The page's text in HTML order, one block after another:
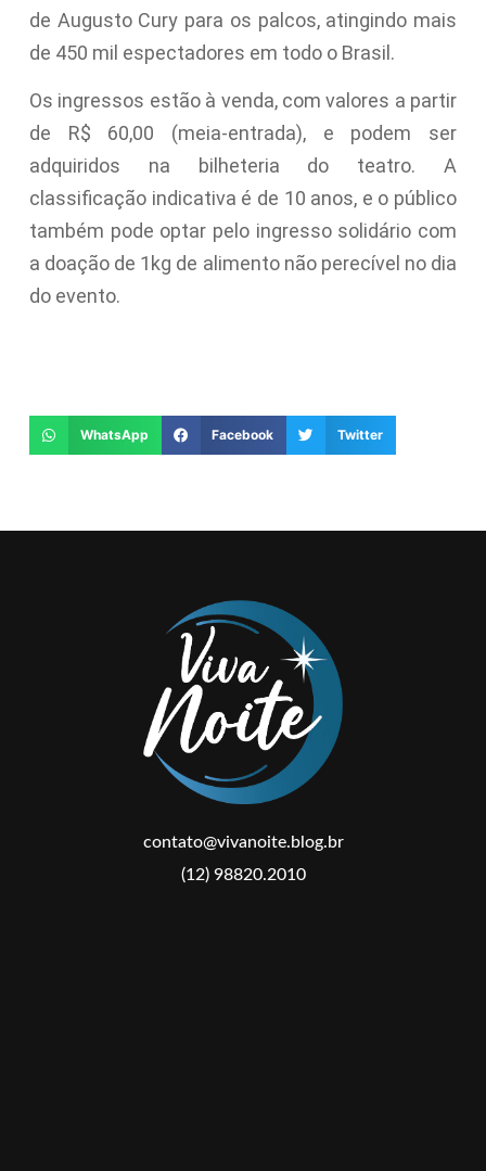
de Augusto Cury para os palcos, atingindo mais
de 450 mil espectadores em todo o Brasil.
Os ingressos estão à venda, com valores a partir
de R$ 60,00 (meia-entrada), e podem ser
adquiridos na bilheteria do teatro. A
classificação indicativa é de 10 anos, e o público
também pode optar pelo ingresso solidário com
a doação de 1kg de alimento não perecível no dia
do evento.
WhatsApp Facebook Twitter
contato@vivanoite.blog.br
(12) 98820.2010